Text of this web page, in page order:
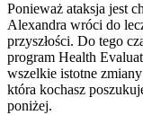
Ponieważ ataksja jest
Alexandra wróci do
przyszłości. Do tego
program Health
wszelkie istotne
która kochasz
poniżej.